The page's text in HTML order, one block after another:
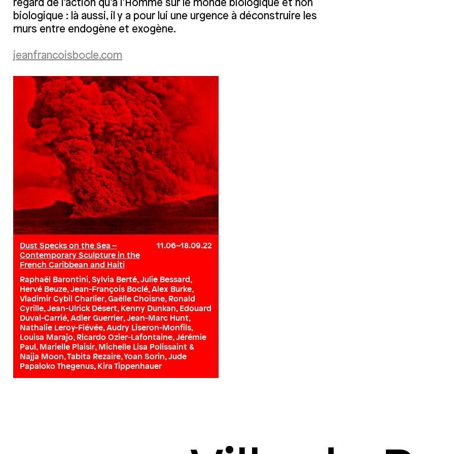
regard de l’action qu’a l’Homme sur le monde biologique et non
biologique : là aussi, il y a pour lui une urgence à déconstruire les
murs entre endogène et exogène.
jeanfrancoisbocle.com
Dust Specks on the Sea –
Contemporary Sculpture in the
French Caribbean and Haiti
11.06–18.09.22
Raphaël Barontini, Sylvia Berté, Julie Bessard,
Hervé Beuze, Jean-François Boclé, Alex Burke,
Vladimir Cybil Charlier, Gaëlle Choisne, Ronald
Cyrille, Jean-Ulrick Désert, Kenny Dunkan, Edouard
Duval-Carrié, Adler Guerrier, Jean-Marc Hunt,
Nathalie Leroy-Fiévée, Audry Liseron-Monfils,
Louisa Marajo, Ricardo Ozier-Lafontaine, Jérémie
Paul, Marielle Plaisir, Michelle Lisa Polissaint &
Najja Moon, Tabita Rezaire, Yoan Sorin, Jude
Papaloko Thegenus, Kira Tippenhauer